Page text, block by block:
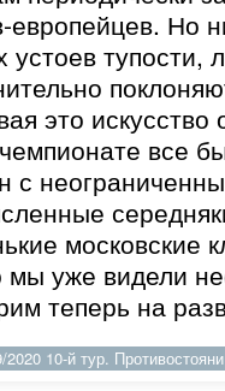
европейцев. Но
устоев
это
все
с
мы уже видели
теперь на
10-й тур. Противостояни